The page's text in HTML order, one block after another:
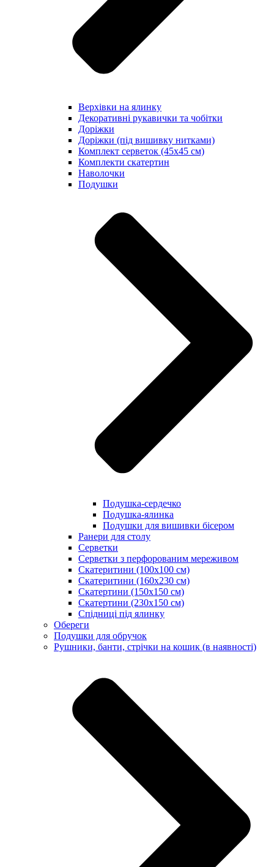
Верхівки на ялинку
Декоративні рукавички та чобітки
Доріжки
Доріжки (під вишивку нитками)
Комплект серветок (45х45 см)
Комплекти скатертин
Наволочки
Подушки
Подушка-сердечко
Подушка-ялинка
Подушки для вишивки бісером
Ранери для столу
Серветки
Серветки з перфорованим мереживом
Скатеритини (100х100 см)
Скатеритини (160х230 см)
Скатертини (150х150 см)
Скатертини (230х150 см)
Спідниці під ялинку
Обереги
Подушки для обручок
Рушники, банти, стрічки на кошик (в наявності)